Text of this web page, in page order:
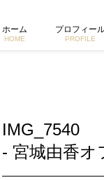
ホーム
HOME
プロフィー
PROFILE
IMG_7540
- 宮城由香